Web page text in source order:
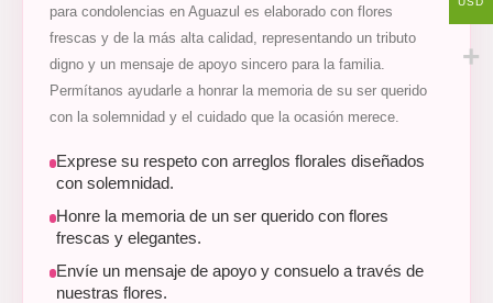
para condolencias en Aguazul es elaborado con flores
frescas y de la más alta calidad, representando un tributo
digno y un mensaje de apoyo sincero para la familia.
Permítanos ayudarle a honrar la memoria de su ser querido
con la solemnidad y el cuidado que la ocasión merece.
Exprese su respeto con arreglos florales diseñados
con solemnidad.
Honre la memoria de un ser querido con flores
frescas y elegantes.
Envíe un mensaje de apoyo y consuelo a través de
nuestras flores.